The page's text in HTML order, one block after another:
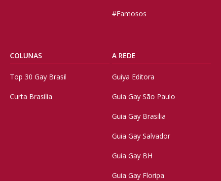
#Famosos
COLUNAS
Top 30 Gay Brasil
Curta Brasília
A REDE
Guiya Editora
Guia Gay São Paulo
Guia Gay Brasilia
Guia Gay Salvador
Guia Gay BH
Guia Gay Floripa